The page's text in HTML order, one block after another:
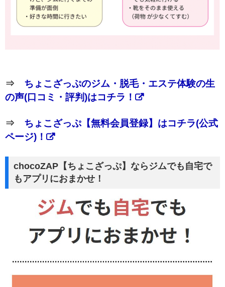
⇒ ちょこざっぷのジム・脱毛・エステ体験の生
の声(口コミ・評判)はコチラ！
⇒ ちょこざっぷ【無料会員登録】はコチラ(公式
ページ)！
chocoZAP【ちょこざっぷ】ならジムでも自宅で
もアプリにおまかせ！